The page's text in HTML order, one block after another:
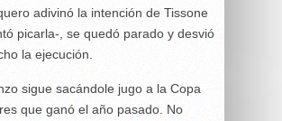
adivinó la intención de Tissone
picarla-, se quedó parado y desvió
la ejecución.
sigue sacándole jugo a la Copa
que ganó el año pasado. No